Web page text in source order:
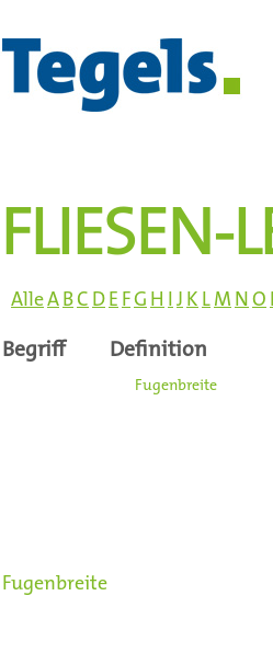
FLIESEN-
AlleA BC D E FG H I J K L M N O
Begriff Definition
Fugenbreite
Fugenbreite